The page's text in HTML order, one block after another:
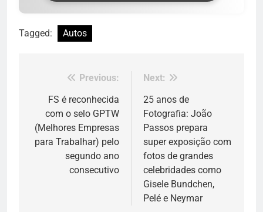
Tagged: Autos
Navegação
Post
Previous:
FS é reconhecida
com o selo GPTW
(Melhores Empresas
para Trabalhar) pelo
segundo ano
consecutivo
Next:
25 anos de
Fotografia: João
Passos prepara
super exposição com
fotos de grandes
celebridades como
Gisele Bundchen,
Pelé e Neymar